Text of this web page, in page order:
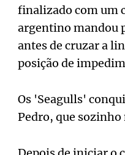
finalizado com um
argentino mandou
antes de cruzar a
posição de
Os 'Seagulls'
Pedro, que